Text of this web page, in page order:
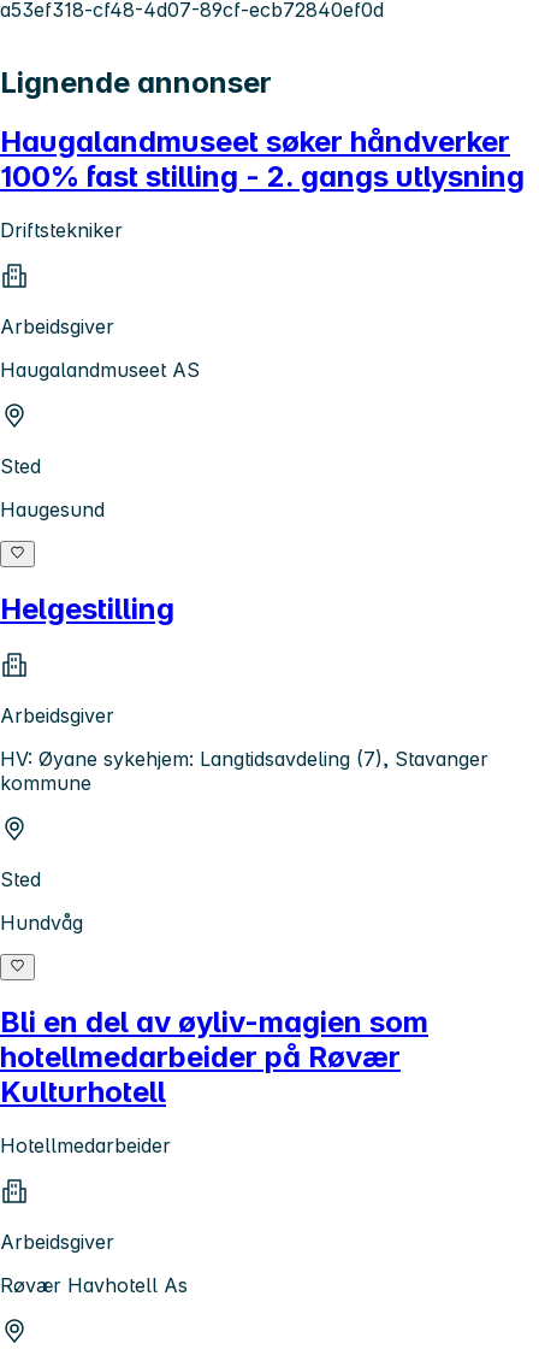
a53ef318-cf48-4d07-89cf-ecb72840ef0d
Lignende annonser
Haugalandmuseet søker håndverker
100% fast stilling - 2. gangs utlysning
Driftstekniker
Arbeidsgiver
Haugalandmuseet AS
Sted
Haugesund
Helgestilling
Arbeidsgiver
HV: Øyane sykehjem: Langtidsavdeling (7), Stavanger
kommune
Sted
Hundvåg
Bli en del av øyliv-magien som
hotellmedarbeider på Røvær
Kulturhotell
Hotellmedarbeider
Arbeidsgiver
Røvær Havhotell As